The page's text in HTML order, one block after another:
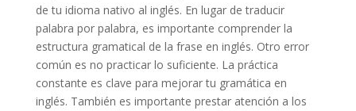
de tu idioma nativo al inglés. En lugar de traducir
palabra por palabra, es importante comprender la
estructura gramatical de la frase en inglés. Otro error
común es no practicar lo suficiente. La práctica
constante es clave para mejorar tu gramática en
inglés. También es importante prestar atención a los